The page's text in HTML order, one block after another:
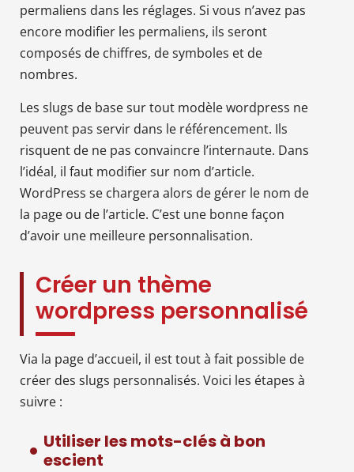
permaliens dans les réglages. Si vous n’avez pas
encore modifier les permaliens, ils seront
composés de chiffres, de symboles et de
nombres.
Les slugs de base sur tout modèle wordpress ne
peuvent pas servir dans le référencement. Ils
risquent de ne pas convaincre l’internaute. Dans
l’idéal, il faut modifier sur nom d’article.
WordPress se chargera alors de gérer le nom de
la page ou de l’article. C’est une bonne façon
d’avoir une meilleure personnalisation.
Créer un thème
wordpress personnalisé
Via la page d’accueil, il est tout à fait possible de
créer des slugs personnalisés. Voici les étapes à
suivre :
Utiliser les mots-clés à bon
escient